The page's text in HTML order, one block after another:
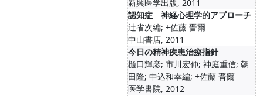
新興医学出版, 2011
認知症 神経心理学的アプローチ
辻省次編; +佐藤 晋爾
中山書店, 2011
今日の精神疾患治療指針
樋口輝彦; 市川宏伸; 神庭重信; 朝
田隆; 中込和幸編; +佐藤 晋爾
医学書院, 2012